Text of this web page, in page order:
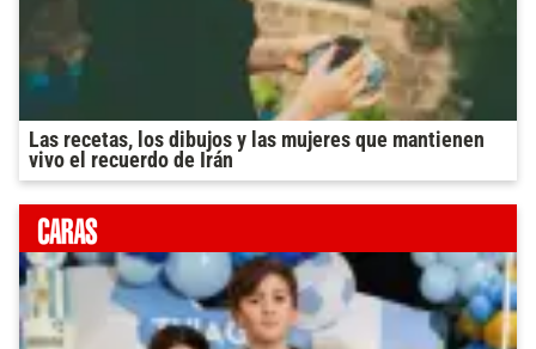
Las recetas, los dibujos y las mujeres que mantienen
vivo el recuerdo de Irán